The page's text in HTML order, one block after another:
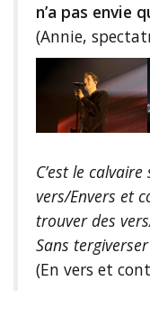
n’a pas envie
(Annie,
C’est le
vers/Envers et
trouver des
Sans
(En vers et